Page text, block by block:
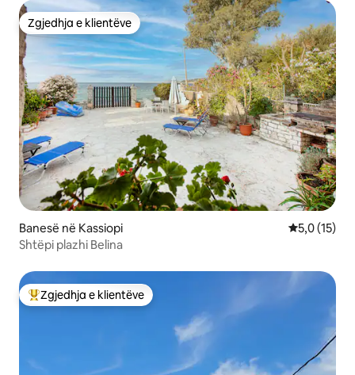
Zgjedhja e klientëve
Zgjedhja e klientëve
Banesë në Kassiopi Vlerësimi
5,0 (15)
Shtëpi plazhi Belina
Më të mirat e zgjedhjeve të klientëve
Zgjedhja e klientëve